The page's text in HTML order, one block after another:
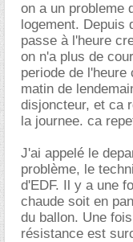
on a un probleme
logement. Depuis
passe à l'heure
on n'a plus de
periode de
matin de
disjoncteur, et ca
la journee. ca
J'ai appelé le
problème, le
d'EDF. Il y a une
chaude soit en
du ballon. Une
résistance est